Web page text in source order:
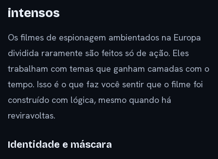
intensos
Os filmes de espionagem ambientados na Europa
dividida raramente são feitos só de ação. Eles
trabalham com temas que ganham camadas com o
tempo. Isso é o que faz você sentir que o filme foi
construído com lógica, mesmo quando há
reviravoltas.
Identidade e máscara